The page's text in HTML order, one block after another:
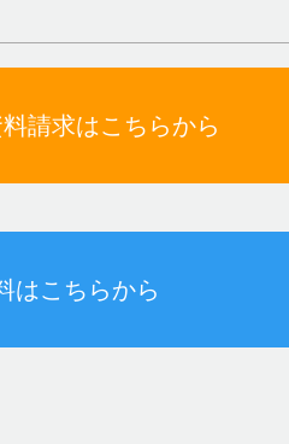
請求はこちらから
はこちらから